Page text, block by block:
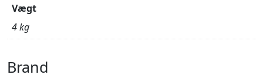
Vægt
4 kg
Brand